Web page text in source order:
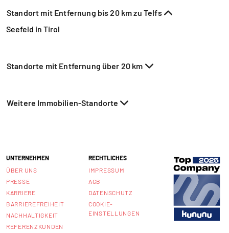
Standort mit Entfernung bis 20 km zu Telfs
Seefeld in Tirol
Standorte mit Entfernung über 20 km
Weitere Immobilien-Standorte
UNTERNEHMEN
ÜBER UNS
PRESSE
KARRIERE
BARRIEREFREIHEIT
NACHHALTIGKEIT
REFERENZKUNDEN
RECHTLICHES
IMPRESSUM
AGB
DATENSCHUTZ
COOKIE-
EINSTELLUNGEN